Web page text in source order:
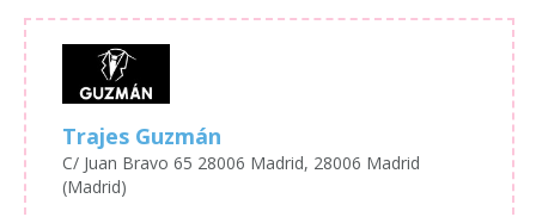
Trajes Guzmán
C/ Juan Bravo 65 28006 Madrid, 28006 Madrid
(Madrid)